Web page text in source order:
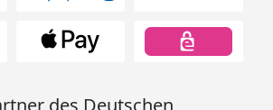
des Deutschen